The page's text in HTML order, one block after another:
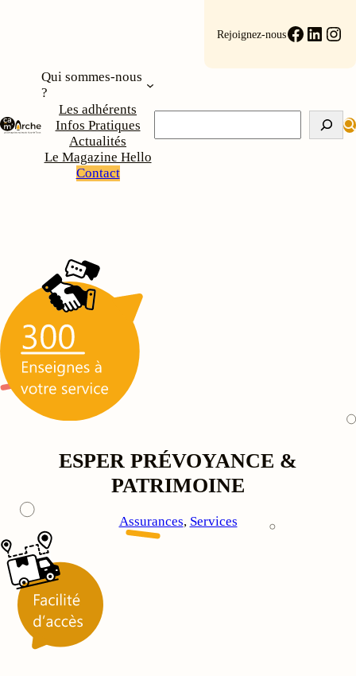
Rejoignez-nous
Qui sommes-nous
?
Les adhérents
Infos Pratiques
Actualités
Le Magazine Hello
Contact
ESPER PRÉVOYANCE &
PATRIMOINE
Assurances, Services